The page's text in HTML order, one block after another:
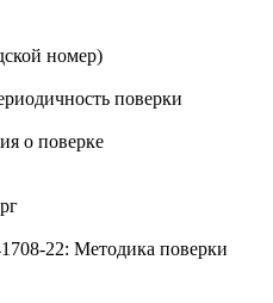
номер)
поверки
о поверке
22: Методика поверки